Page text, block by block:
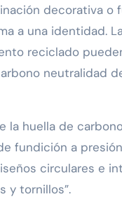
decorativa o
a una identidad.
reciclado
neutralidad
la huella de
fundición a
circulares e
y tornillos”.